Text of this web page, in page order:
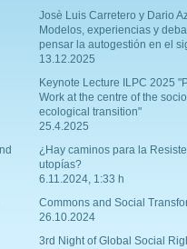
Josè Luis Carretero y Dario
Modelos, experiencias y
pensar la autogestión en el
13.12.2025
Keynote Lecture ILPC 2025
Work at the centre of the
ecological transition"
25.4.2025
¿Hay caminos para la
utopías?
6.11.2024, 1:33 h
Commons and Social
26.10.2024
3rd Night of Global Social